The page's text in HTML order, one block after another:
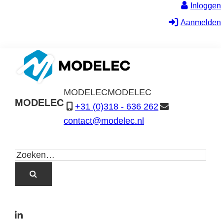
Inloggen
Aanmelden
MODELEC
MODELECMODELEC
+31 (0)318 - 636 262
contact@modelec.nl
L